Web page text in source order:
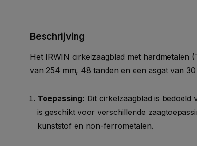
Beschrijving
Het IRWIN cirkelzaagblad met hardmetalen
van 254 mm, 48 tanden en een asgat van 30
Toepassing: Dit cirkelzaagblad is bedoeld
is geschikt voor verschillende
kunststof en non-ferrometalen.